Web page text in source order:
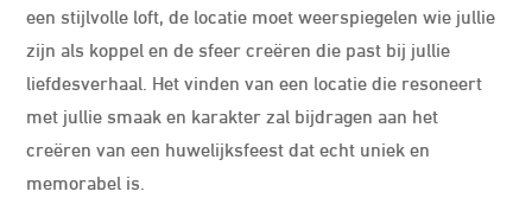
een stijlvolle loft, de locatie moet weerspiegelen wie jullie
zijn als koppel en de sfeer creëren die past bij jullie
liefdesverhaal. Het vinden van een locatie die resoneert
met jullie smaak en karakter zal bijdragen aan het
creëren van een huwelijksfeest dat echt uniek en
memorabel is.